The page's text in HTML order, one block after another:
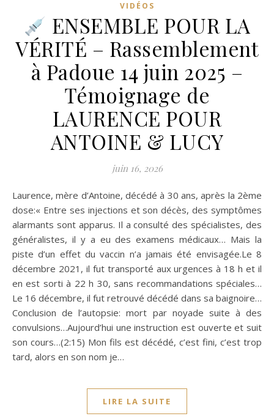
VIDÉOS
ENSEMBLE POUR LA
VÉRITÉ – Rassemblement
à Padoue 14 juin 2025 –
Témoignage de
LAURENCE POUR
ANTOINE & LUCY
juin 16, 2026
Laurence, mère d’Antoine, décédé à 30 ans, après la 2ème
dose:« Entre ses injections et son décès, des symptômes
alarmants sont apparus. Il a consulté des spécialistes, des
généralistes, il y a eu des examens médicaux… Mais la
piste d’un effet du vaccin n’a jamais été envisagée.Le 8
décembre 2021, il fut transporté aux urgences à 18 h et il
en est sorti à 22 h 30, sans recommandations spéciales…
Le 16 décembre, il fut retrouvé décédé dans sa baignoire…
Conclusion de l’autopsie: mort par noyade suite à des
convulsions…Aujourd’hui une instruction est ouverte et suit
son cours…(2:15) Mon fils est décédé, c’est fini, c’est trop
tard, alors en son nom je…
LIRE LA SUITE